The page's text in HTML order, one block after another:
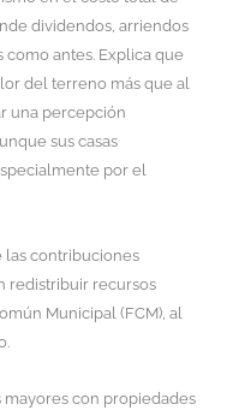
dividendos, arriendos
como antes. Explica que
del terreno más que al
una percepción
sus casas
por el
las contribuciones
redistribuir recursos
Municipal (FCM), al
mayores con propiedades